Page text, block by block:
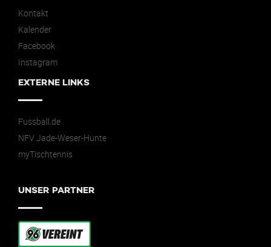
Kontakt
Kalender
Facebook
Instagram
EXTERNE LINKS
Fussball.de
NFV Jade-Weser-Hunte
myTischtennis
UNSER PARTNER